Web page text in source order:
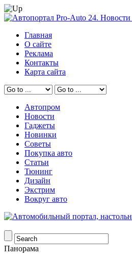
Главная
О сайте
Реклама
Контакты
Карта сайта
Автопром
Новости
Гаджеты
Новинки
Советы
Покупка авто
Статьи
Тюнинг
Дизайн
Экстрим
Вокруг авто
Панорама